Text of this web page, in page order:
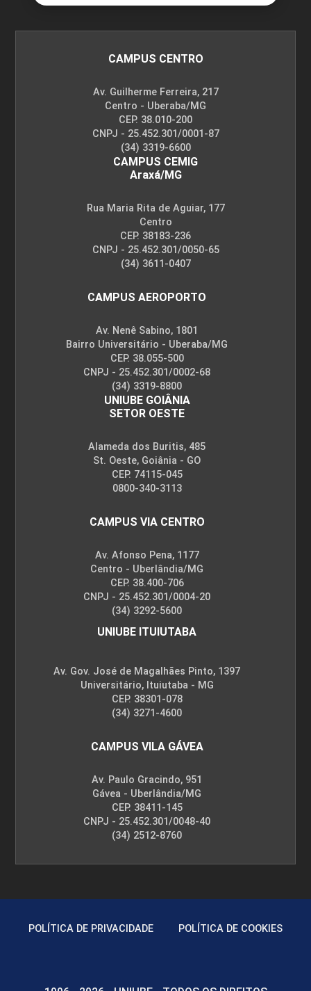
CAMPUS CENTRO
Av. Guilherme Ferreira, 217
Centro - Uberaba/MG
CEP. 38.010-200
CNPJ - 25.452.301/0001-87
(34) 3319-6600
CAMPUS CEMIG
Araxá/MG
Rua Maria Rita de Aguiar, 177
Centro
CEP. 38183-236
CNPJ - 25.452.301/0050-65
(34) 3611-0407
CAMPUS AEROPORTO
Av. Nenê Sabino, 1801
Bairro Universitário - Uberaba/MG
CEP. 38.055-500
CNPJ - 25.452.301/0002-68
(34) 3319-8800
UNIUBE GOIÂNIA
SETOR OESTE
Alameda dos Buritis, 485
St. Oeste, Goiânia - GO
CEP. 74115-045
0800-340-3113
CAMPUS VIA CENTRO
Av. Afonso Pena, 1177
Centro - Uberlândia/MG
CEP. 38.400-706
CNPJ - 25.452.301/0004-20
(34) 3292-5600
UNIUBE ITUIUTABA
Av. Gov. José de Magalhães Pinto, 1397
Universitário, Ituiutaba - MG
CEP. 38301-078
(34) 3271-4600
CAMPUS VILA GÁVEA
Av. Paulo Gracindo, 951
Gávea - Uberlândia/MG
CEP. 38411-145
CNPJ - 25.452.301/0048-40
(34) 2512-8760
POLÍTICA DE PRIVACIDADE POLÍTICA DE COOKIES